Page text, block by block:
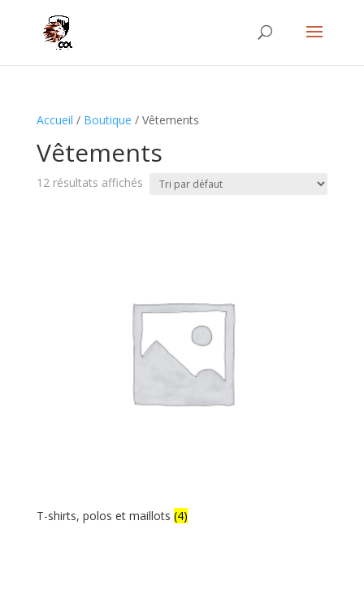
Accueil / Boutique / Vêtements
Vêtements
12 résultats affichés
T-shirts, polos et maillots (4)